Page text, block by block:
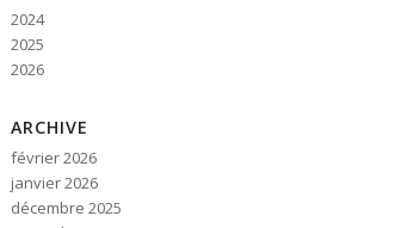
2024
2025
2026
ARCHIVE
février 2026
janvier 2026
décembre 2025